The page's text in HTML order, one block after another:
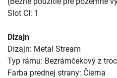
Slot CI: 1
Dizajn
Dizajn: Metal Stream
Typ rámu: Bezrámčekový z
Farba prednej strany: Čierna